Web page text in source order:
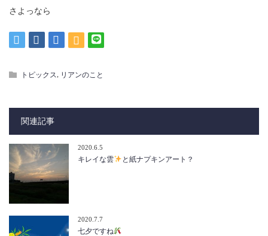
さよっなら
トピックス リアンのこと
関連記事
2020.6.5
キレイな雲 と紙ナプキンアート？
2020.7.7
七夕ですね